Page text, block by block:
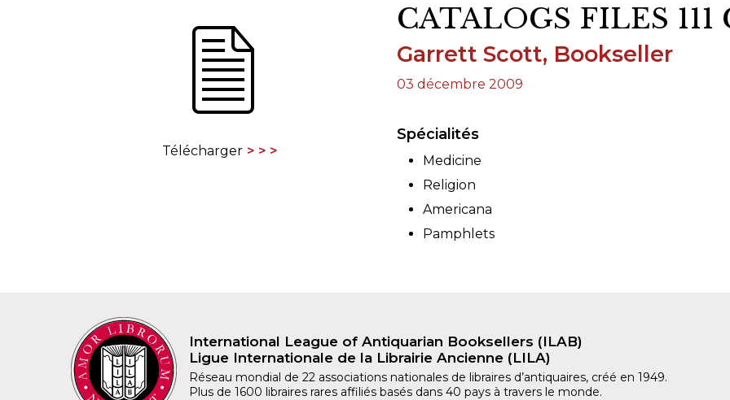
CONGRÈS & RÉUNIONS DE LA LILA
SALONS INTERNATIONAUX DE LA LILA
CONTACT
RECHERCHE DE LIVRES
RÉPERTOIRE DES LIBRAIRIES
Télécharger
CATALOGS FILES
Garrett Scott, Bookseller
03 décembre 2009
Spécialités
Medicine
Religion
Americana
Pamphlets
International League of Antiquarian Booksellers (ILAB)
Ligue Internationale de la Librairie Ancienne (LILA)
Réseau mondial de 22 associations nationales de libraires d’antiquaires, créé en 1949.
Plus de 1600 libraires rares affiliés basés dans 40 pays à travers le monde.